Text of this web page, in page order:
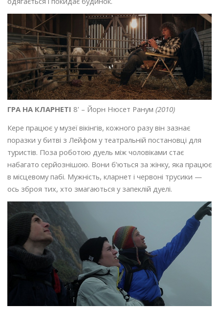
ГРА НА КЛАРНЕТІ 8’ – Йорн Нюсет Ранум (2010)
Кере працює у музеї вікінгів, кожного разу він зазнає
поразки у битві з Лейфом у театральній постановці для
туристів. Поза роботою дуель між чоловіками стає
набагато серйознішою. Вони б’ються за жінку, яка працює
в місцевому пабі. Мужність, кларнет і червоні трусики —
ось зброя тих, хто змагаються у запеклій дуелі.